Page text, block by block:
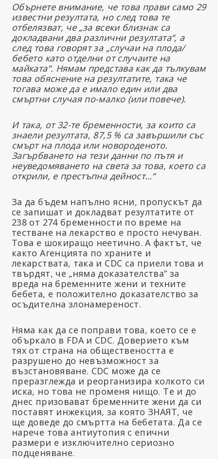
Обърнете внимание, че това прави само 29
известни резултата, но след това те
отбелязват, че „за всеки близнак са
докладвани два различни резултата“, а
след това говорят за „случаи на плода/
бебето като отделни от случаите на
майката“. Нямам представа как да тълкувам
това обяснение на резултатите, така че
тогава може да е имало един или два
смъртни случая по-малко (или повече).
И така, от 32-те бременности, за които са
знаели резултата, 87,5 % са завършили със
смърт на плода или новороденото.
Загърбването на тези данни по пътя и
неуведомяването на света за това, което са
открили, е престъпна дейност…“
За да бъдем напълно ясни, пропускът да
се запишат и докладват резултатите от
238 от 274 бременности по време на
тестване на лекарство е просто нечуван.
Това е шокиращо неетично. А фактът, че
както Агенцията по храните и
лекарствата, така и CDC са приели това и
твърдят, че „няма доказателства“ за
вреда на бременните жени и техните
бебета, е положително доказателство за
осъдителна злонамереност.
Няма как да се поправи това, което се е
объркало в FDA и CDC. Доверието към
тях от страна на обществеността е
разрушено до невъзможност за
възстановяване. CDC може да се
преразглежда и реорганизира колкото си
иска, но това не променя нищо. Те и до
днес призовават бременните жени да си
поставят инжекция, за която ЗНАЯТ, че
ще доведе до смъртта на бебетата. Да се
нарече това антиутопия с епични
размери е изключително сериозно
подценяване.